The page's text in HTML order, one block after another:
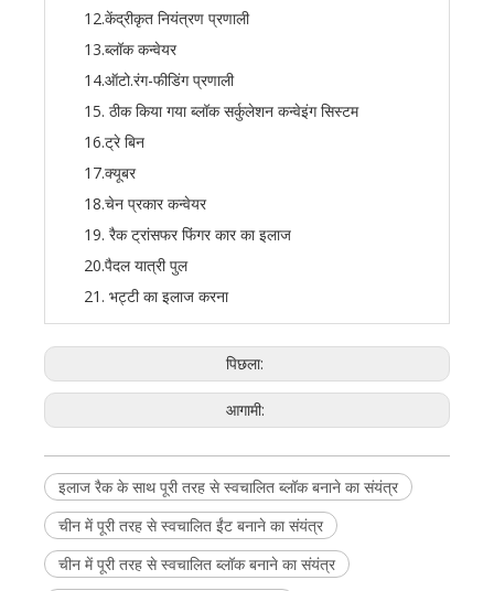
12.केंद्रीकृत नियंत्रण प्रणाली
13.ब्लॉक कन्वेयर
14.ऑटो.रंग-फीडिंग प्रणाली
15. ठीक किया गया ब्लॉक सर्कुलेशन कन्वेइंग सिस्टम
16.ट्रे बिन
17.क्यूबर
18.चेन प्रकार कन्वेयर
19. रैक ट्रांसफर फिंगर कार का इलाज
20.पैदल यात्री पुल
21. भट्टी का इलाज करना
पिछला:
आगामी:
इलाज रैक के साथ पूरी तरह से स्वचालित ब्लॉक बनाने का संयंत्र
चीन में पूरी तरह से स्वचालित ईंट बनाने का संयंत्र
चीन में पूरी तरह से स्वचालित ब्लॉक बनाने का संयंत्र